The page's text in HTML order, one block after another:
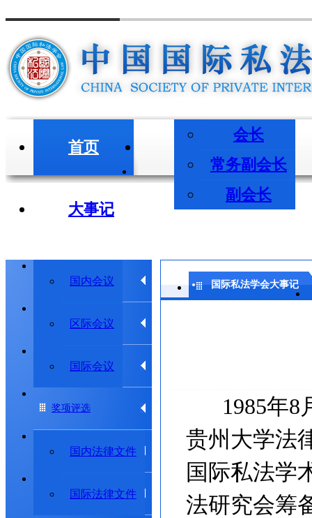
首页
会长
常务副会长
副会长
会长/副会长
大事记
国内会议
区际会议
国际会议
学术会议
学术动态
专题研究委员会
奖项评选
国内法律文件
国际法律文件
法律法规
出版物
国际私法学会大事记
1985年8
贵州大学法
国际私法学
法研究会筹